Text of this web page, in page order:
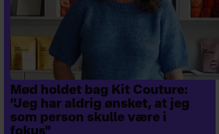
Mød holdet bag Kit Couture:
”Jeg har aldrig ønsket, at jeg
som person skulle være i